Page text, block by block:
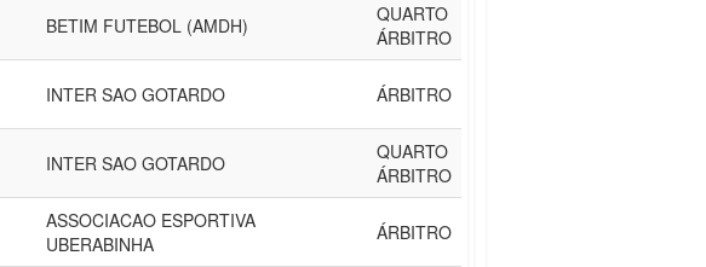
BETIM FUTEBOL (AMDH)
QUARTO
ÁRBITRO
INTER SAO GOTARDO ÁRBITRO
INTER SAO GOTARDO
QUARTO
ÁRBITRO
ASSOCIACAO ESPORTIVA
UBERABINHA
ÁRBITRO